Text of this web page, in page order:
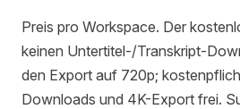
Preis pro Workspace. Der
keinen Untertitel-/Transkript-
den Export auf 720p;
Downloads und 4K-Export frei.